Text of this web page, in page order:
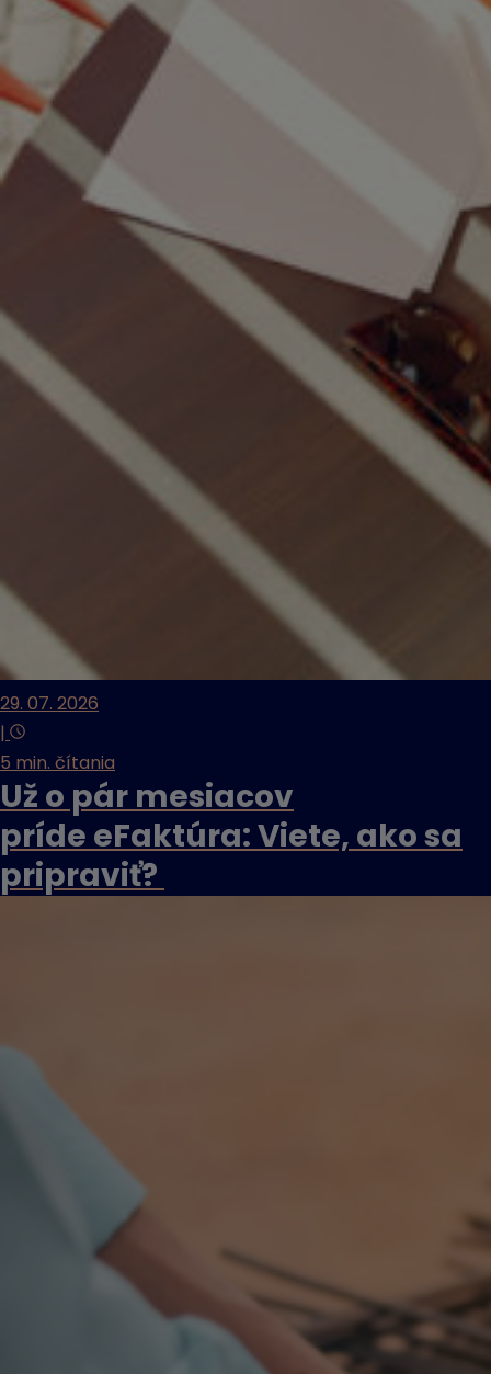
29. 07. 2026
|
5 min. čítania
Už o pár mesiacov
príde eFaktúra: Viete, ako sa
pripraviť?